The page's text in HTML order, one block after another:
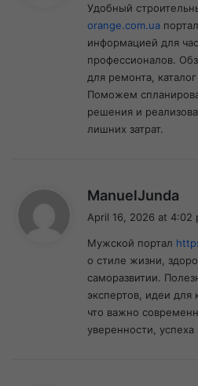
s
:
Удобный
orange.com.ua
информацией для
профессионалов.
для ремонта,
Поможем
решения и
лишних затрат.
ManuelJunda
s
:
April 16, 2026 at 4:02
Мужской портал
о стиле жизни,
саморазвитии.
экспертов, идеи для
что важно
уверенности,